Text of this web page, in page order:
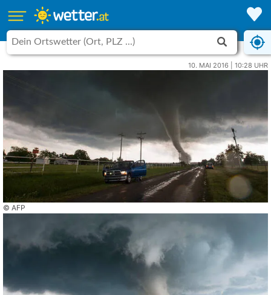
10. MAI 2016 | 10:28 UHR
© AFP